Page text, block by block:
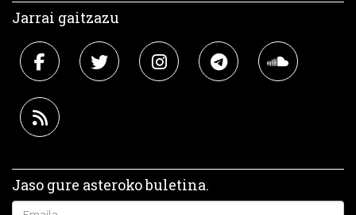
Jarrai gaitzazu
Jaso gure asteroko buletina.